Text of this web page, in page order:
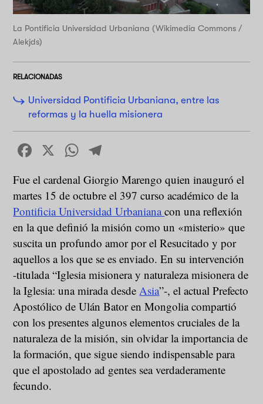
La Pontificia Universidad Urbaniana (Wikimedia Commons /
Alekjds)
RELACIONADAS
Universidad Pontificia Urbaniana, entre las
reformas y la huella misionera
Facebook
X WhatsApp
Fue el cardenal Giorgio Marengo quien inauguró el
martes 15 de octubre el 397 curso académico de la
Pontificia Universidad Urbanianacon una reflexión
en la que definió la misión como un «misterio» que
suscita un profundo amor por el Resucitado y por
aquellos a los que se es enviado. En su intervención
-titulada “Iglesia misionera y naturaleza misionera de
la Iglesia: una mirada desde Asia”-, el actual Prefecto
Apostólico de Ulán Bator en Mongolia compartió
con los presentes algunos elementos cruciales de la
naturaleza de la misión, sin olvidar la importancia de
la formación, que sigue siendo indispensable para
que el apostolado ad gentes sea verdaderamente
fecundo.